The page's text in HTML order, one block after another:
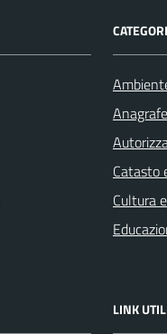
Catasto
Cultura
LINK